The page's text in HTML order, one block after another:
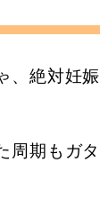
、絶対妊娠
周期もガタ